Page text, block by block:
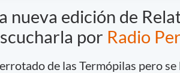
nueva edición de
por Radio
de las Termópilas pero